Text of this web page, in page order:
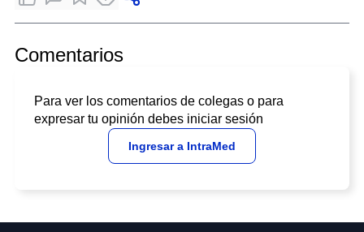
Comentarios
Para ver los comentarios de colegas o para
expresar tu opinión debes iniciar sesión
Ingresar a IntraMed